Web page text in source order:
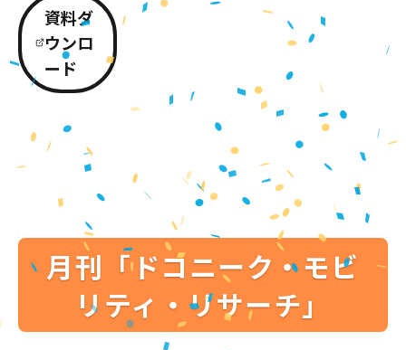
資料ダ
ウンロ
ード
月刊「ドコニーク・モビ
リティ・リサーチ」